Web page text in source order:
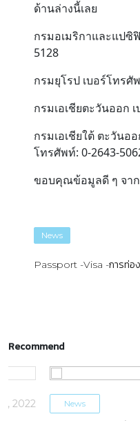
ด้านล่างนี้เลย
กรมอเมริกาและแปซิ
5128
กรมยุโรป เบอร์โทรศั
กรมเอเชียตะวันออก
กรมเอเชียใต้ ตะวันอ
โทรศัพท์: 0-2643-
ขอบคุณข้อมูลดี ๆ จา
News
Passport Visa การท่อ
Recommend
2022 News